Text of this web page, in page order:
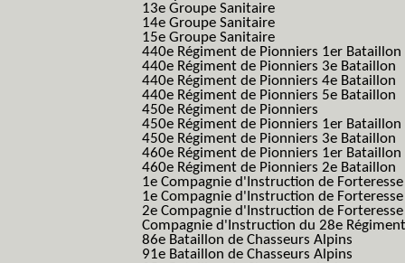
13e Groupe Sanitaire
14e Groupe Sanitaire
15e Groupe Sanitaire
440e Régiment de Pionniers 1er Bataillon
440e Régiment de Pionniers 3e Bataillon
440e Régiment de Pionniers 4e Bataillon
440e Régiment de Pionniers 5e Bataillon
450e Régiment de Pionniers
450e Régiment de Pionniers 1er Bataillon
450e Régiment de Pionniers 3e Bataillon
460e Régiment de Pionniers 1er Bataillon
460e Régiment de Pionniers 2e Bataillon
1e Compagnie d'Instruction de
1e Compagnie d'Instruction de
2e Compagnie d'Instruction de
Compagnie d'Instruction du 28e
86e Bataillon de Chasseurs Alpins
91e Bataillon de Chasseurs Alpins